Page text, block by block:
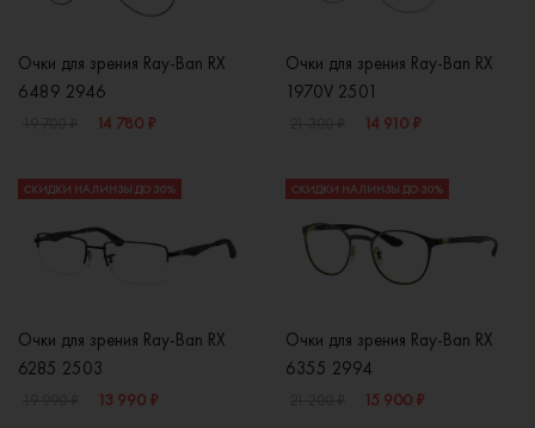
Очки для зрения Ray-Ban RX
6489 2946
14 780 ₽
Очки для зрения Ray-Ban RX
1970V 2501
14 910 ₽
СКИДКИ НА ЛИНЗЫ ДО 30%
Очки для зрения Ray-Ban RX
6285 2503
13 990 ₽
СКИДКИ НА ЛИНЗЫ ДО 30%
Очки для зрения Ray-Ban RX
6355 2994
15 900 ₽